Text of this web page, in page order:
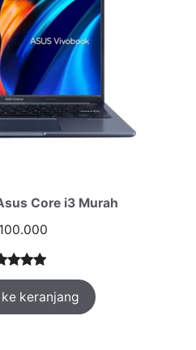
Core i3 Murah
100.000
dari 5
keranjang